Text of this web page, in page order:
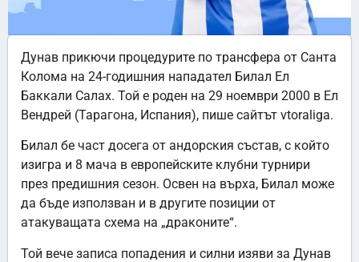
Дунав прикючи процедурите по трансфера от Санта
Колома на 24-годишния нападател Билал Ел
Баккали Салах. Той е роден на 29 ноември 2000 в Ел
Вендрей (Тарагона, Испания), пише сайтът vtoraliga.
Билал бе част досега от андорския състав, с който
изигра и 8 мача в европейските клубни турнири
през предишния сезон. Освен на върха, Билал може
да бъде използван и в другите позиции от
атакуващата схема на „драконите“.
Той вече записа попадения и силни изяви за Дунав